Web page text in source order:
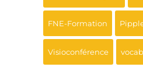
FNE-Formation
Visioconférence